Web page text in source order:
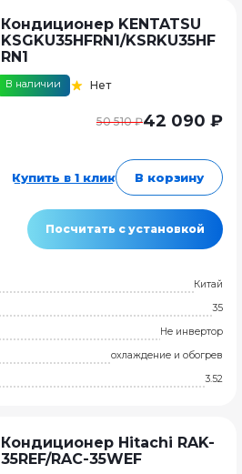
Кондиционер KENTATSU
KSGKU35HFRN1/KSRKU35HF
RN1
В наличии Нет
50 510 ₽42 090 ₽
Купить в 1 клик В корзину
Посчитать с установкой
Китай
35
Не инвертор
охлаждение и обогрев
3.52
Кондиционер Hitachi RAK-
35REF/RAC-35WEF